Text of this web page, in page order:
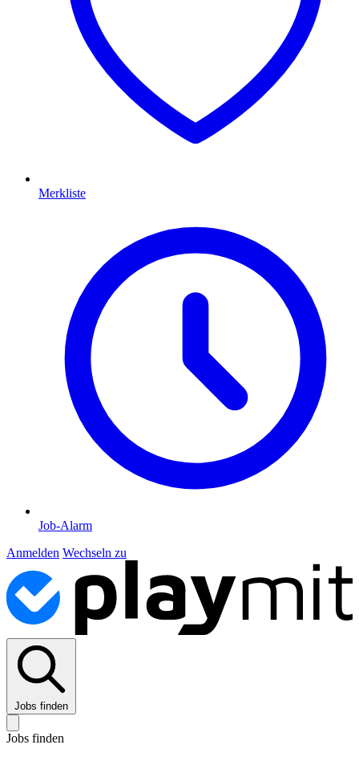
Merkliste
Job-Alarm
Anmelden Wechseln zu
Jobs finden
Jobs finden